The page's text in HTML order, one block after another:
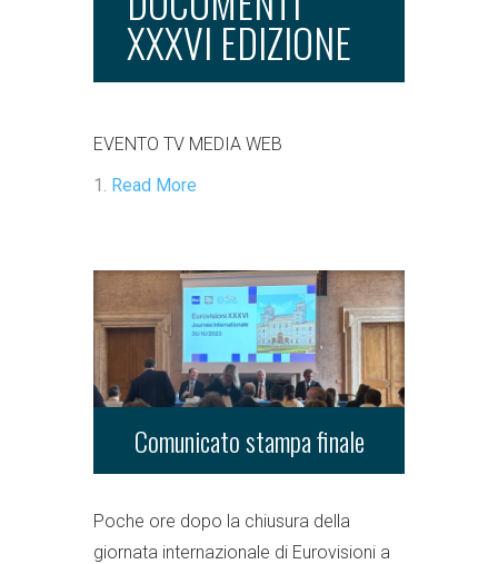
XXXVI EDIZIONE
EVENTO TV MEDIA WEB
Read More
Comunicato stampa finale
Poche ore dopo la chiusura della
giornata internazionale di Eurovisioni a